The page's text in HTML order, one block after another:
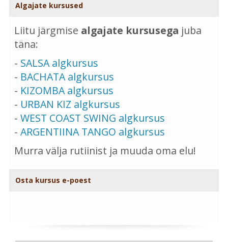
Algajate kursused
Liitu järgmise algajate kursusega juba
täna:
- SALSA algkursus
- BACHATA algkursus
- KIZOMBA algkursus
- URBAN KIZ algkursus
- WEST COAST SWING algkursus
- ARGENTIINA TANGO algkursus
Murra välja rutiinist ja muuda oma elu!
Osta kursus e-poest